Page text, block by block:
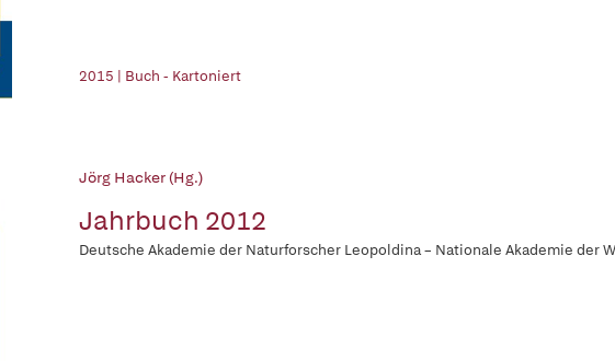
2015 | Buch - Kartoniert
Jörg Hacker (Hg.)
Jahrbuch 2012
Deutsche Akademie der Naturforscher Leopoldina – Nationale Akademie der